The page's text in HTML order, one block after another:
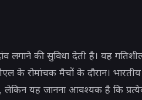
लगाने की सुविधा देती है। यह
रोमांचक मैचों के दौरान। भारतीय
यह जानना आवश्यक है कि